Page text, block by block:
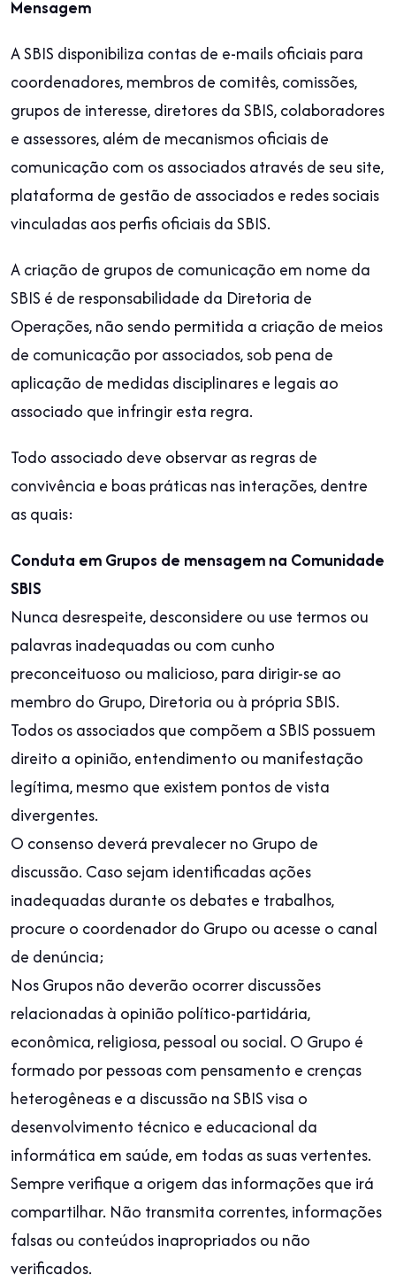
Mensagem
A SBIS disponibiliza contas de e-mails oficiais para
coordenadores, membros de comitês, comissões,
grupos de interesse, diretores da SBIS, colaboradores
e assessores, além de mecanismos oficiais de
comunicação com os associados através de seu site,
plataforma de gestão de associados e redes sociais
vinculadas aos perfis oficiais da SBIS.
A criação de grupos de comunicação em nome da
SBIS é de responsabilidade da Diretoria de
Operações, não sendo permitida a criação de meios
de comunicação por associados, sob pena de
aplicação de medidas disciplinares e legais ao
associado que infringir esta regra.
Todo associado deve observar as regras de
convivência e boas práticas nas interações, dentre
as quais:
Conduta em Grupos de mensagem na Comunidade
SBIS
Nunca desrespeite, desconsidere ou use termos ou
palavras inadequadas ou com cunho
preconceituoso ou malicioso, para dirigir-se ao
membro do Grupo, Diretoria ou à própria SBIS.
Todos os associados que compõem a SBIS possuem
direito a opinião, entendimento ou manifestação
legítima, mesmo que existem pontos de vista
divergentes.
O consenso deverá prevalecer no Grupo de
discussão. Caso sejam identificadas ações
inadequadas durante os debates e trabalhos,
procure o coordenador do Grupo ou acesse o canal
de denúncia;
Nos Grupos não deverão ocorrer discussões
relacionadas à opinião político-partidária,
econômica, religiosa, pessoal ou social. O Grupo é
formado por pessoas com pensamento e crenças
heterogêneas e a discussão na SBIS visa o
desenvolvimento técnico e educacional da
informática em saúde, em todas as suas vertentes.
Sempre verifique a origem das informações que irá
compartilhar. Não transmita correntes, informações
falsas ou conteúdos inapropriados ou não
verificados.